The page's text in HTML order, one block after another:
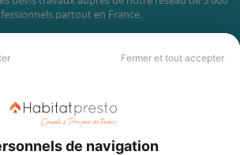
Fermer et tout accepter
de navigation
partout en France.
DEMANDER UN DEVIS